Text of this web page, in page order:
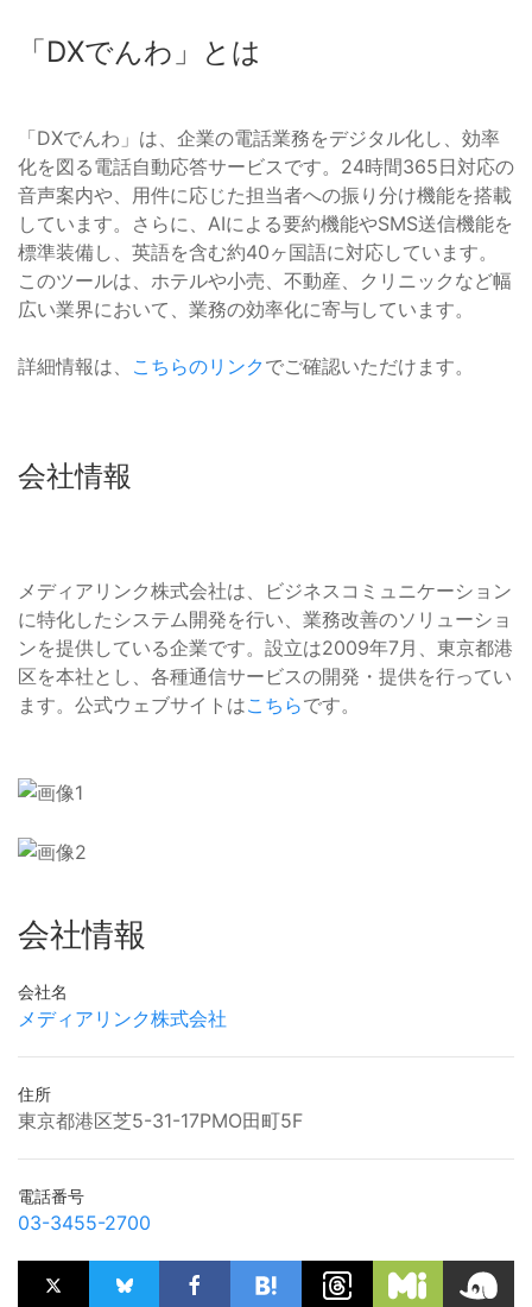
「DXでんわ」とは
「DXでんわ」は、企業の電話業務をデジタル化し、効率
化を図る電話自動応答サービスです。24時間365日対応の
音声案内や、用件に応じた担当者への振り分け機能を搭載
しています。さらに、AIによる要約機能やSMS送信機能を
標準装備し、英語を含む約40ヶ国語に対応しています。
このツールは、ホテルや小売、不動産、クリニックなど幅
広い業界において、業務の効率化に寄与しています。
詳細情報は、 こちらのリンク でご確認いただけます。
会社情報
メディアリンク株式会社は、ビジネスコミュニケーション
に特化したシステム開発を行い、業務改善のソリューショ
ンを提供している企業です。設立は2009年7月、東京都港
区を本社とし、各種通信サービスの開発・提供を行ってい
ます。公式ウェブサイトはこちらです。
会社情報
会社名
メディアリンク株式会社
住所
東京都港区芝5-31-17PMO田町5F
電話番号
03-3455-2700